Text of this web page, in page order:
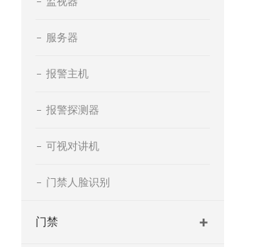
服务器
报警主机
报警探测器
可视对讲机
门禁人脸识别
门禁